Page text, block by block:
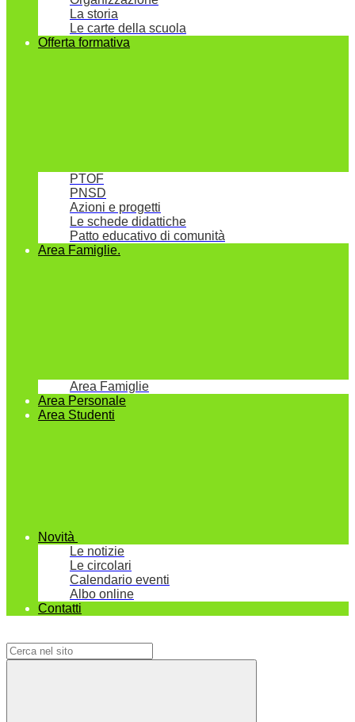
La storia
Le carte della scuola
Offerta formativa
PTOF
PNSD
Azioni e progetti
Le schede didattiche
Patto educativo di comunità
Area Famiglie.
Area Famiglie
Area Personale
Area Studenti
Novità
Le notizie
Le circolari
Calendario eventi
Albo online
Contatti